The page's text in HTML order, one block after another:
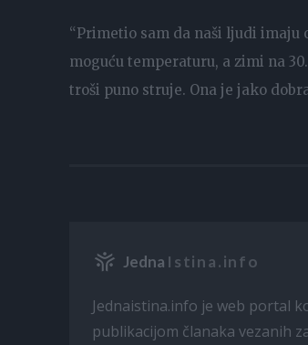
“Primetio sam da naši ljudi imaju
moguću temperaturu, a zimi na
troši puno struje. Ona je jako
Jedna Istina.info
Jednaistina.info je web portal
publikacijom članaka vezanih